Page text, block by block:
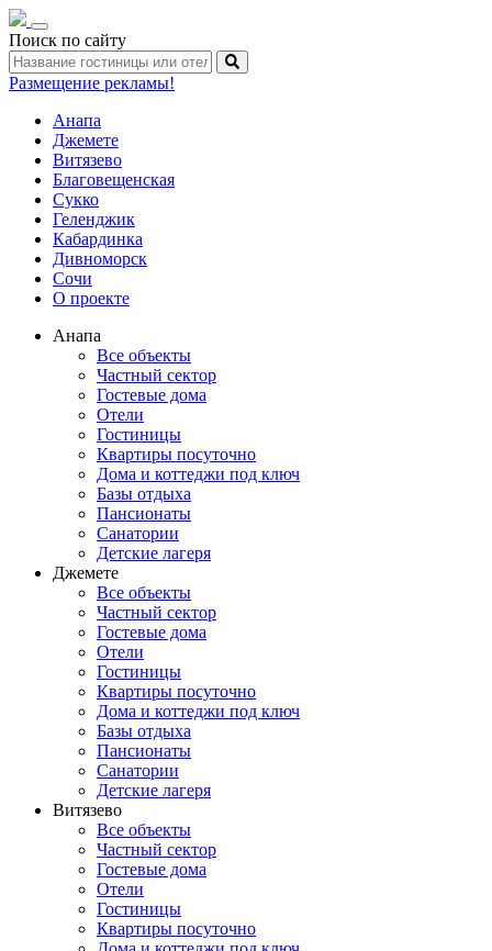
Toggle
navigation
Поиск по сайту
Размещение рекламы!
Анапа
Джемете
Витязево
Благовещенская
Сукко
Геленджик
Кабардинка
Дивноморск
Сочи
О проекте
Анапа
Все объекты
Частный сектор
Гостевые дома
Отели
Гостиницы
Квартиры посуточно
Дома и коттеджи под ключ
Базы отдыха
Пансионаты
Санатории
Детские лагеря
Джемете
Все объекты
Частный сектор
Гостевые дома
Отели
Гостиницы
Квартиры посуточно
Дома и коттеджи под ключ
Базы отдыха
Пансионаты
Санатории
Детские лагеря
Витязево
Все объекты
Частный сектор
Гостевые дома
Отели
Гостиницы
Квартиры посуточно